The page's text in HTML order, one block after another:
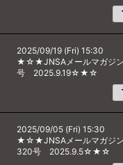
2025/09/19 (Fri) 15:30
★☆★JNSAメールマガジ
号 2025.9.19☆★☆
2025/09/05 (Fri) 15:30
★☆★JNSAメールマガジ
320号 2025.9.5☆★☆